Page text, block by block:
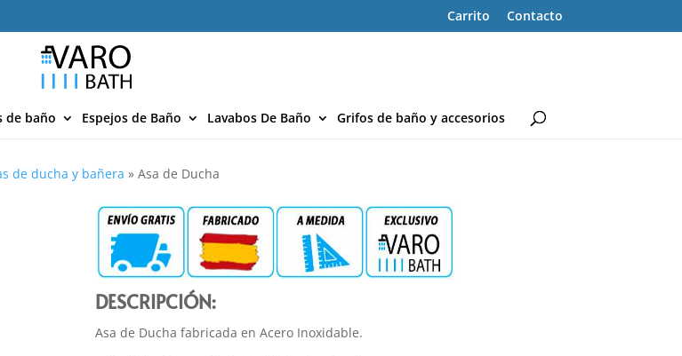
Carrito
Contacto
de baño Espejos de Baño Lavabos De Baño Grifos de baño y accesorios
de ducha y bañera »Asa de Ducha
DESCRIPCIÓN:
Asa de Ducha fabricada en Acero Inoxidable.